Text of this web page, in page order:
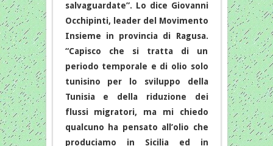
salvaguardate”. Lo dice Giovanni
Occhipinti, leader del Movimento
Insieme in provincia di Ragusa.
“Capisco che si tratta di un
periodo temporale e di olio solo
tunisino per lo sviluppo della
Tunisia e della riduzione dei
flussi migratori, ma mi chiedo
qualcuno ha pensato all’olio che
produciamo in Sicilia ed in